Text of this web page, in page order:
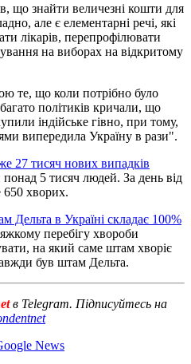
що знайти величезні кошти для
але є елементарні речі, які
лікарів, перепрофілювати
на виборах на відкритому
те, що коли потрібно було
політиків кричали, що
індійське гівно, при тому,
випередила Україну в рази".
27 тисяч нових випадків
5 тисяч людей. За день від
650 хворих.
Дельта в Україні складає 100%
перебігу хвороби
на який саме штам хворіє
був штам Дельта.
в Telegram. Підписуйтесь на
News